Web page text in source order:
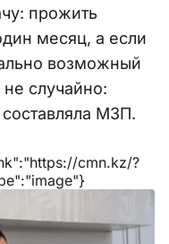
прожить
месяц, а если
возможный
случайно:
МЗП.
cmn.kz/?